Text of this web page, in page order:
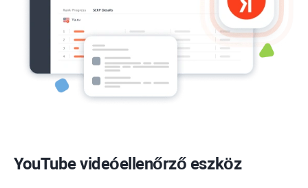
YouTubevideóellenőrző eszköz